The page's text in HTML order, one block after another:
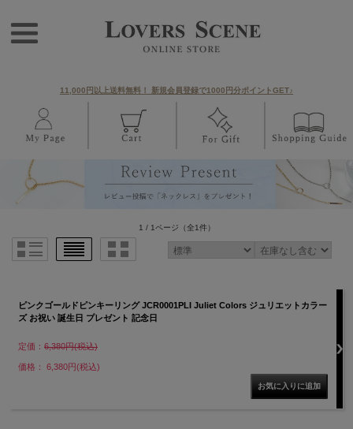
11,000円以上送料無料！ 新規会員登録で1000円分ポイントGET♪
1 / 1ページ （全1件）
ピンクゴールドピンキーリング JCR0001PLI Juliet Colors ジュリエットカラー
ズ お祝い 誕生日 プレゼント 記念日
定価： 6,380円(税込)
価格： 6,380円(税込)